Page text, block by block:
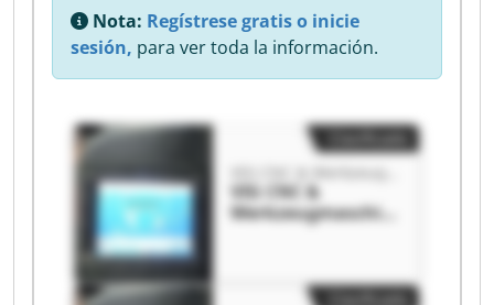
Nota: Regístrese gratis o inicie
sesión, para ver toda la información.
VIG CNC &
Werkzeugmaschin
en VIG CNC &